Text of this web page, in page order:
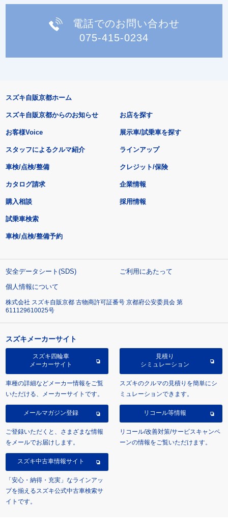
電話でのお問い合わせ
075-415-0234
スズキ自販京都ホーム
スズキ自販京都からのお知らせ
お客様Voice
スタッフによるクルマ紹介
お店を探す
展示車/試乗車を探す
ラインアップ
車検/点検/整備 クレジット/保険
カタログ請求
購入相談
試乗車検索
車検/点検/整備予約
企業情報
採用情報
安全データシート(SDS)
ご利用にあたって
個人情報について
株式会社 スズキ自販京都 古物商許可証番号 京都府公安委員会 第
611129610025号
スズキメーカーサイト
スズキ四輪車
メーカーサイト
車種の詳細などメーカー情報をご覧
いただける、メーカーサイトです。
見積り
シミュレーション
スズキのクルマの見積りを簡単にシ
ミュレーションできます。
メールマガジン登録
ご登録いただくと、さまざまな情報
をメールでお届けします。
リコール等情報
リコール/改善対策/サービスキャンペ
ーンの情報をご覧いただけます。
スズキ中古車情報サイト
「安心・納得・充実」なラインアッ
プを揃えるスズキ公式中古車検索サ
イトです。